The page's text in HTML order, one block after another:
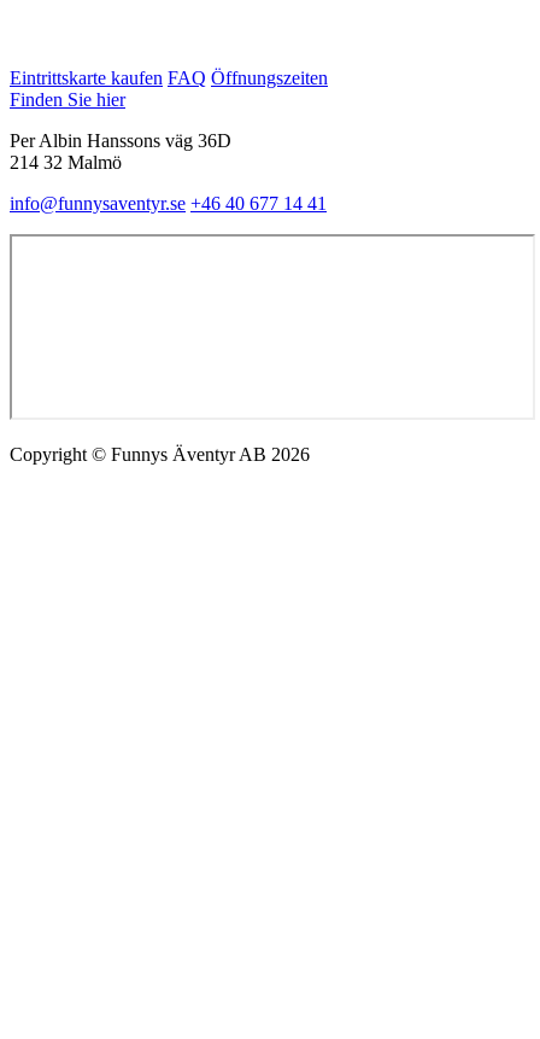
Eintrittskarte kaufen FAQ Öffnungszeiten
Finden Sie hier
Per Albin Hanssons väg 36D
214 32 Malmö
info@funnysaventyr.se +46 40 677 14 41
Copyright © Funnys Äventyr AB 2026